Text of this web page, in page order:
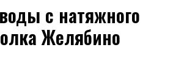
с натяжного
Желябино